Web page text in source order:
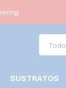
Todo
SUSTRATOS